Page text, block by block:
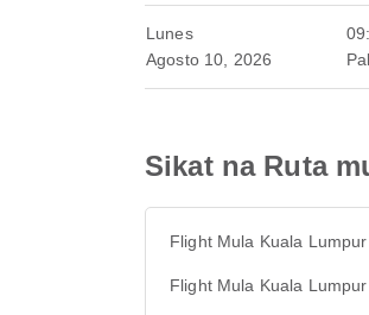
Lunes
Agosto 10, 2026
Sikat na Ruta
Flight Mula Kuala
Flight Mula Kuala